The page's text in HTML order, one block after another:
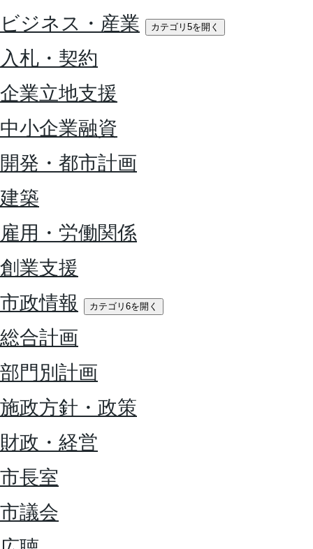
ビジネス・産業
カテゴリ5を開く
入札・契約
企業立地支援
中小企業融資
開発・都市計画
建築
雇用・労働関係
創業支援
市政情報
カテゴリ6を開く
総合計画
部門別計画
施政方針・政策
財政・経営
市長室
市議会